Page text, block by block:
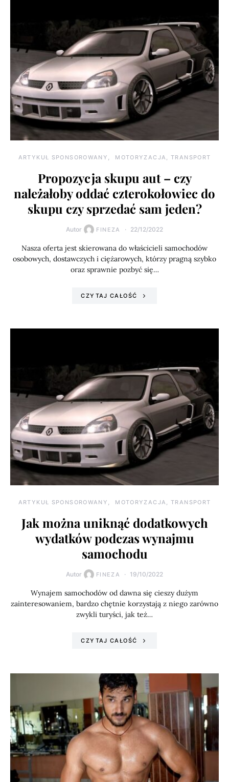
ARTYKUŁ SPONSOROWANY MOTORYZACJA, TRANSPORT
Propozycja skupu aut – czy
należałoby oddać czterokołowiec do
skupu czy sprzedać sam jeden?
Autor FINEZA 22/12/2022
Nasza oferta jest skierowana do właścicieli samochodów
osobowych, dostawczych i ciężarowych, którzy pragną szybko
oraz sprawnie pozbyć się…
CZYTAJ CAŁOŚĆ
ARTYKUŁ SPONSOROWANY MOTORYZACJA, TRANSPORT
Jak można uniknąć dodatkowych
wydatków podczas wynajmu
samochodu
Autor FINEZA 19/10/2022
Wynajem samochodów od dawna się cieszy dużym
zainteresowaniem, bardzo chętnie korzystają z niego zarówno
zwykli turyści, jak też…
CZYTAJ CAŁOŚĆ